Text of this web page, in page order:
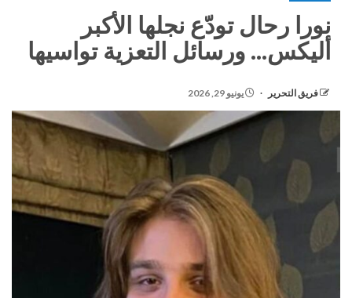
نورا رحال تودّع نجلها الأكبر
أليكس… ورسائل التعزية تواسيها
فريق التحرير يونيو 29, 2026